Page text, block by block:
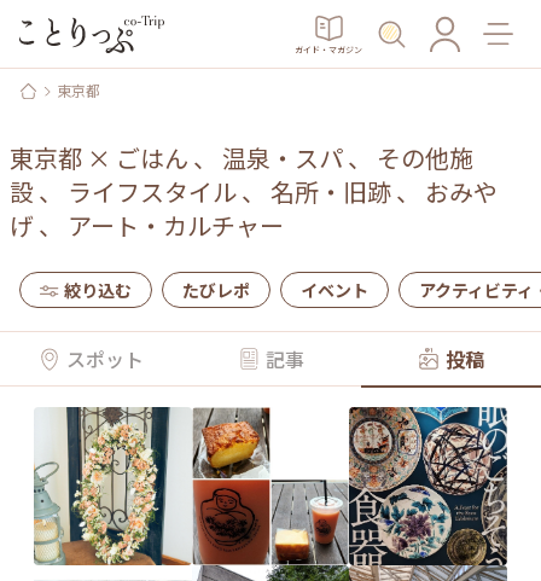
ガイド・マガジン
東京都
東京都 × ごはん 、 温泉・スパ、 その他施
設、 ライフスタイル、 名所・旧跡、 おみや
げ 、 アート・カルチャー
絞り込む たびレポ イベント アクティビティ
スポット 記事 投稿